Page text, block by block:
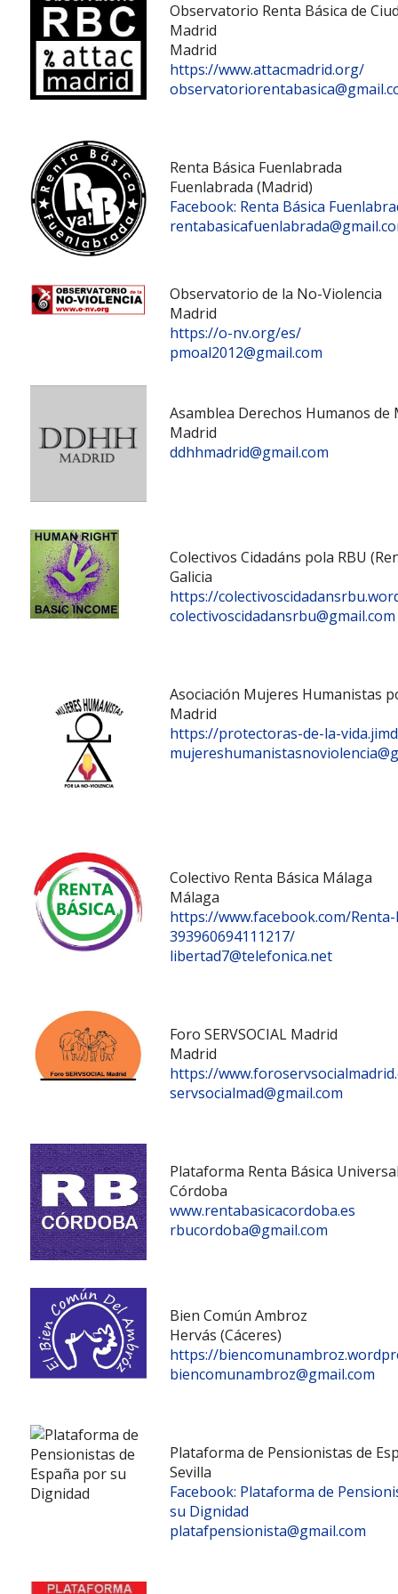
Observatorio Renta Básica de
Madrid
Madrid
https://www.attacmadrid.org/
Renta Básica Fuenlabrada
Fuenlabrada (Madrid)
Facebook: Renta Básica
Observatorio de la No-Violencia
Madrid
https://o-nv.org/es/
pmoal2012@gmail.com
Asamblea Derechos Humanos de
Madrid
ddhhmadrid@gmail.com
Colectivos Cidadáns pola RBU
Galicia
https://
colectivoscidadansrbu@gmail.com
Asociación Mujeres Humanistas
Madrid
https://protectoras-de-la-
Colectivo Renta Básica Málaga
Málaga
https://www.facebook.com/Renta-
393960694111217/
libertad7@telefonica.net
Foro SERVSOCIAL Madrid
Madrid
https://
servsocialmad@gmail.com
Plataforma Renta Básica
Córdoba
www.rentabasicacordoba.es
rbucordoba@gmail.com
Bien Común Ambroz
Hervás (Cáceres)
https://
biencomunambroz@gmail.com
Plataforma de Pensionistas de
Sevilla
Facebook: Plataforma de
su Dignidad
platafpensionista@gmail.com